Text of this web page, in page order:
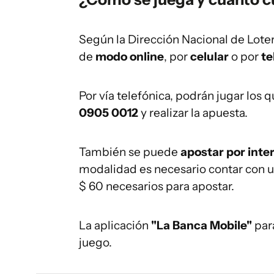
Según la Dirección Nacional de
de modo online, porcelularo por
Por vía telefónica, podrán jugar los
0905 0012y realizar la apuesta.
También se puede apostar por
modalidad es necesario contar con
$ 60 necesarios para apostar.
La aplicación "La Banca Mobile"
juego.